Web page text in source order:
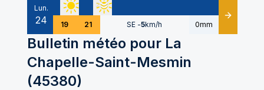
Lun.
24 19 21 SE -5km/h 0mm Détails
Bulletin météo pour La
Chapelle-Saint-Mesmin
(45380)